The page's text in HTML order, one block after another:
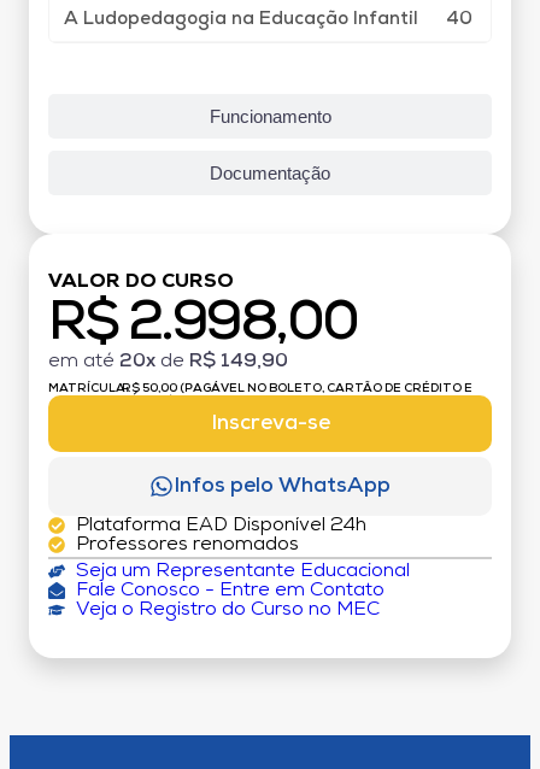
Funcionamento
Documentação
A Ludopedagogia na Educação Infantil 40
VALOR DO CURSO
R$ 2.998,00
em até 20x de R$ 149,90
MATRÍCULA:R$ 50,00 (PAGÁVEL NO BOLETO, CARTÃO DE CRÉDITO E
Inscreva-se
Infos pelo WhatsApp
Plataforma EAD Disponível 24h
Professores renomados
Seja um Representante Educacional
Fale Conosco - Entre em Contato
Veja o Registro do Curso no MEC